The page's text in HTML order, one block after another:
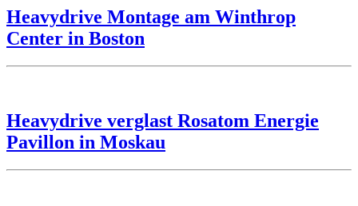
Heavydrive Montage am Winthrop
Center in Boston
Heavydrive verglast Rosatom Energie
Pavillon in Moskau